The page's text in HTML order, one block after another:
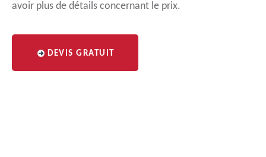
avoir plus de détails concernant le prix.
DEVIS GRATUIT